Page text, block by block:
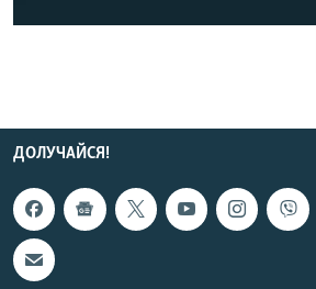
ДОЛУЧАЙСЯ!